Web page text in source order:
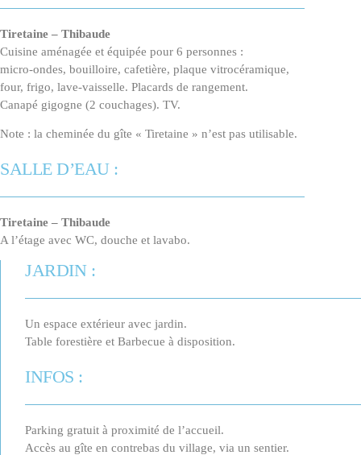
Tiretaine – Thibaude
Cuisine aménagée et équipée pour 6 personnes :
micro-ondes, bouilloire, cafetière, plaque vitrocéramique,
four, frigo, lave-vaisselle. Placards de rangement.
Canapé gigogne (2 couchages). TV.
Note : la cheminée du gîte « Tiretaine » n’est pas utilisable.
SALLE D’EAU :
Tiretaine – Thibaude
A l’étage avec WC, douche et lavabo.
JARDIN :
Un espace extérieur avec jardin.
Table forestière et Barbecue à disposition.
INFOS :
Parking gratuit à proximité de l’accueil.
Accès au gîte en contrebas du village, via un sentier.